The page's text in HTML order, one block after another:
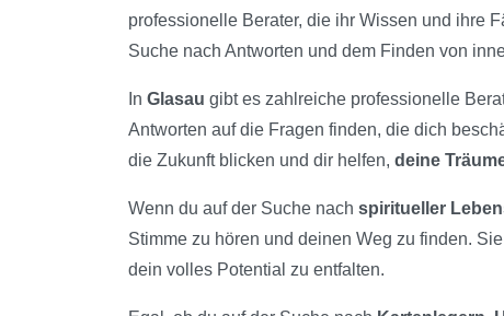
professionelle Berater, die ihr Wissen und ihre
Suche nach Antworten und dem Finden von
In Glasau gibt es zahlreiche professionelle
Antworten auf die Fragen finden, die dich
die Zukunft blicken und dir helfen, deine
Wenn du auf der Suche nach spiritueller
Stimme zu hören und deinen Weg zu finden.
dein volles Potential zu entfalten.